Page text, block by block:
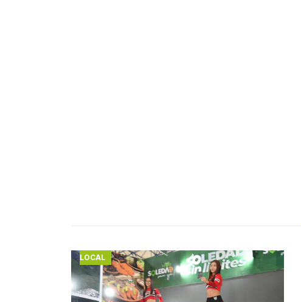
LOCAL